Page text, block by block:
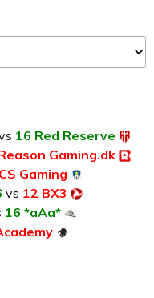
16 Red Reserve
Gaming.dk
Gaming
vs 12 BX3
16 *aAa*